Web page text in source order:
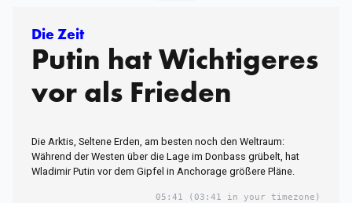
Die Zeit
Putin hat Wichtigeres
vor als Frieden
Die Arktis, Seltene Erden, am besten noch den Weltraum:
Während der Westen über die Lage im Donbass grübelt, hat
Wladimir Putin vor dem Gipfel in Anchorage größere Pläne.
05:41 (03:41 in your timezone)